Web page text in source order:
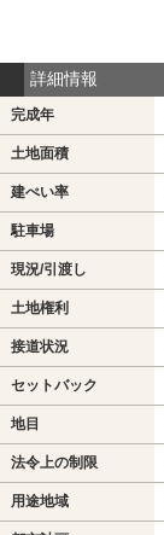
詳細情報
完成年
土地面積
建ぺい率
駐車場
現況/引渡し
土地権利
接道状況
セットバック
地目
法令上の制限
用途地域